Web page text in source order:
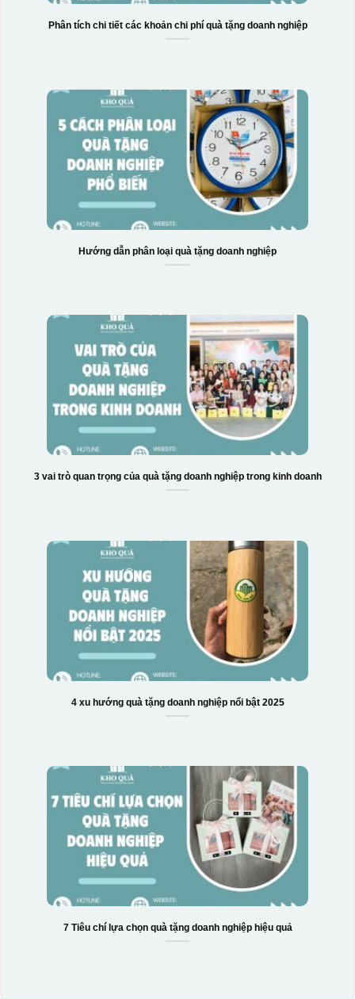
Phân tích chi tiết các khoản chi phí quà tặng doanh nghiệp
Hướng dẫn phân loại quà tặng doanh nghiệp
3 vai trò quan trọng của quà tặng doanh nghiệp trong kinh doanh
4 xu hướng quà tặng doanh nghiệp nổi bật 2025
7 Tiêu chí lựa chọn quà tặng doanh nghiệp hiệu quả